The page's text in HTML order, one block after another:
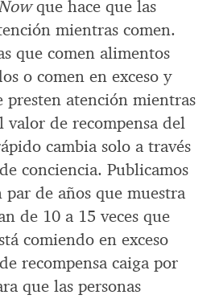
que hace que las
mientras comen.
que comen alimentos
o comen en exceso y
presten atención mientras
valor de recompensa del
cambia solo a través
conciencia. Publicamos
de años que muestra
de 10 a 15 veces que
comiendo en exceso
recompensa caiga por
que las personas